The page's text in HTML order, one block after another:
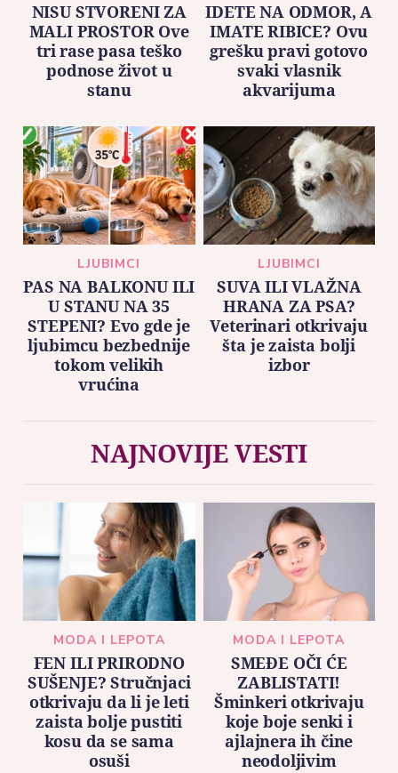
NISU STVORENI ZA
MALI PROSTOR Ove
tri rase pasa teško
podnose život u
stanu
IDETE NA ODMOR, A
IMATE RIBICE? Ovu
grešku pravi gotovo
svaki vlasnik
akvarijuma
LJUBIMCI
PAS NA BALKONU ILI
U STANU NA 35
STEPENI? Evo gde je
ljubimcu bezbednije
tokom velikih
vrućina
LJUBIMCI
SUVA ILI VLAŽNA
HRANA ZA PSA?
Veterinari otkrivaju
šta je zaista bolji
izbor
NAJNOVIJE VESTI
MODA I LEPOTA
FEN ILI PRIRODNO
SUŠENJE? Stručnjaci
otkrivaju da li je leti
zaista bolje pustiti
kosu da se sama
osuši
MODA I LEPOTA
SMEĐE OČI ĆE
ZABLISTATI!
Šminkeri otkrivaju
koje boje senki i
ajlajnera ih čine
neodoljivim